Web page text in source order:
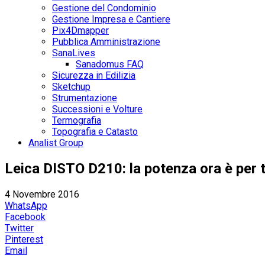
Gestione del Condominio
Gestione Impresa e Cantiere
Pix4Dmapper
Pubblica Amministrazione
SanaLives
Sanadomus FAQ
Sicurezza in Edilizia
Sketchup
Strumentazione
Successioni e Volture
Termografia
Topografia e Catasto
Analist Group
Leica DISTO D210: la potenza ora è per
4 Novembre 2016
WhatsApp
Facebook
Twitter
Pinterest
Email